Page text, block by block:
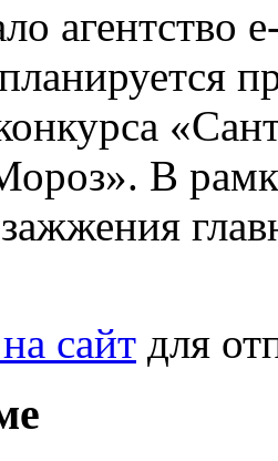
агентство
В
сайт для